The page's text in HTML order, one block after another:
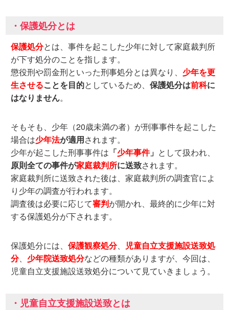
・保護処分とは
保護処分とは、事件を起こした少年に対して家庭裁判所
が下す処分のことを指します。
懲役刑や罰金刑といった刑事処分とは異なり、少年を更
生させることを目的としているため、保護処分は前科に
はなりません。
そもそも、少年（20歳未満の者）が刑事事件を起こした
場合は少年法が適用されます。
少年が起こした刑事事件は 「少年事件」 として扱われ、
原則全ての事件が家庭裁判所に送致されます。
家庭裁判所に送致された後は、家庭裁判所の調査官によ
り少年の調査が行われます。
調査後は必要に応じて審判が開かれ、最終的に少年に対
する保護処分が下されます。
保護処分には、保護観察処分、 児童自立支援施設送致処
分、少年院送致処分などの種類がありますが、今回は、
児童自立支援施設送致処分について見ていきましょう。
・児童自立支援施設送致とは